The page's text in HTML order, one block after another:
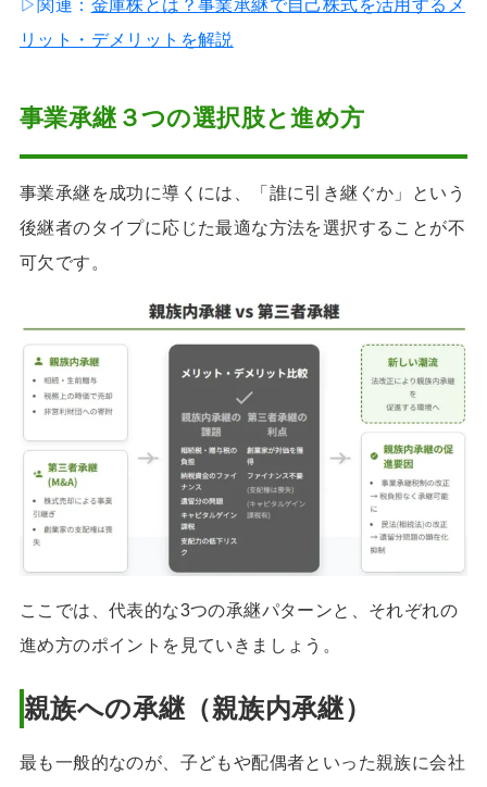
▷関連： 金庫株とは？事業承継で自己株式を活用するメ
リット・デメリットを解説
事業承継３つの選択肢と進め方
事業承継を成功に導くには、「誰に引き継ぐか」という
後継者のタイプに応じた最適な方法を選択することが不
可欠です。
ここでは、代表的な3つの承継パターンと、それぞれの
進め方のポイントを見ていきましょう。
親族への承継（親族内承継）
最も一般的なのが、子どもや配偶者といった親族に会社